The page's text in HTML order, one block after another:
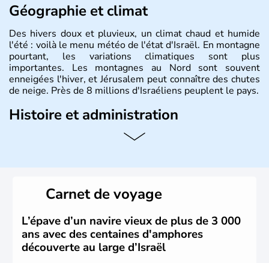
Géographie et climat
Des hivers doux et pluvieux, un climat chaud et humide
l'été : voilà le menu météo de l'état d'Israël. En montagne
pourtant, les variations climatiques sont plus
importantes. Les montagnes au Nord sont souvent
enneigées l'hiver, et Jérusalem peut connaître des chutes
de neige. Près de 8 millions d'Israéliens peuplent le pays.
Histoire et administration
L'Israël est un état de la partie est de la Méditerranée,
vrai essor économique dans le domaine des nouvelles
Carnet de voyage
L’épave d’un navire vieux de plus de 3 000
ans avec des centaines d'amphores
découverte au large d’Israël